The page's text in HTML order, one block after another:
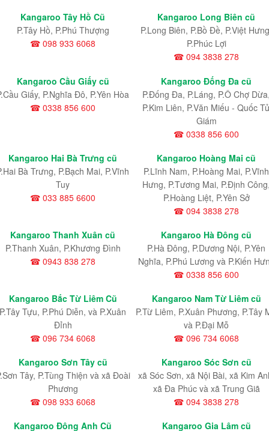
Kangaroo Tây Hồ Cũ
P.Tây Hồ, P.Phú Thượng
☎ 098 933 6068
Kangaroo Long Biên cũ
P.Long Biên, P.Bồ Đề, P.Việt
P.Phúc Lợi
☎ 094 3838 278
Kangaroo Cầu Giấy cũ
Giấy, P.Nghĩa Đô, P.Yên Hòa
☎ 0338 856 600
Kangaroo Đống Đa cũ
P.Đống Đa, P.Láng, P.Ô Chợ
P.Kim Liên, P.Văn Miếu - Quốc
Giám
☎ 0338 856 600
Kangaroo Hai Bà Trưng cũ
Bà Trưng, P.Bạch Mai, P.Vĩnh
Tuy
☎ 033 885 6600
Kangaroo Hoàng Mai cũ
P.Lĩnh Nam, P.Hoàng Mai, P.Vĩnh
Hưng, P.Tương Mai, P.Định
P.Hoàng Liệt, P.Yên Sở
☎ 094 3838 278
Kangaroo Thanh Xuân cũ
P.Thanh Xuân, P.Khương Đình
☎ 0943 838 278
Kangaroo Hà Đông cũ
P.Hà Đông, P.Dương Nội, P.Yên
Nghĩa, P.Phú Lương và P.Kiến
☎ 0338 856 600
Kangaroo Bắc Từ Liêm Cũ
P.Tây Tựu, P.Phú Diễn, và P.Xuân
Đỉnh
☎ 096 734 6068
Kangaroo Nam Từ Liêm cũ
P.Từ Liêm, P.Xuân Phương, P.Tây
và P.Đại Mỗ
☎ 096 734 6068
Kangaroo Sơn Tây cũ
Tây, P.Tùng Thiện và xã Đoài
Phương
☎ 098 933 6068
Kangaroo Sóc Sơn cũ
xã Sóc Sơn, xã Nội Bài, xã Kim
xã Đa Phúc và xã Trung Giã
☎ 094 3838 278
Kangaroo Đông Anh Cũ Kangaroo Gia Lâm cũ